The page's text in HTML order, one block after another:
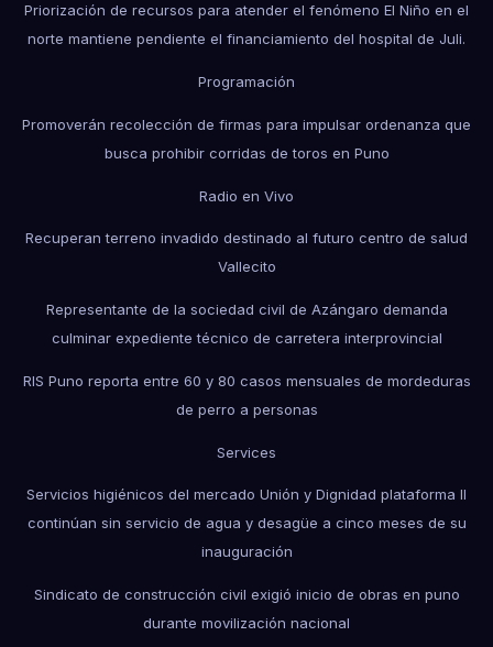
Priorización de recursos para atender el fenómeno El Niño en el
norte mantiene pendiente el financiamiento del hospital de Juli.
Programación
Promoverán recolección de firmas para impulsar ordenanza que
busca prohibir corridas de toros en Puno
Radio en Vivo
Recuperan terreno invadido destinado al futuro centro de salud
Vallecito
Representante de la sociedad civil de Azángaro demanda
culminar expediente técnico de carretera interprovincial
RIS Puno reporta entre 60 y 80 casos mensuales de mordeduras
de perro a personas
Services
Servicios higiénicos del mercado Unión y Dignidad plataforma II
continúan sin servicio de agua y desagüe a cinco meses de su
inauguración
Sindicato de construcción civil exigió inicio de obras en puno
durante movilización nacional